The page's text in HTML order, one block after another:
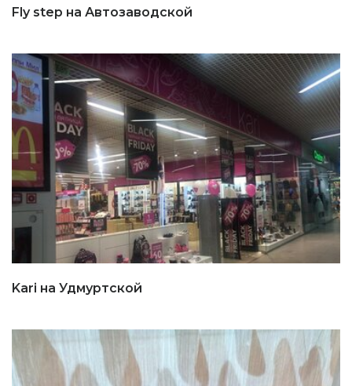
Fly step на Автозаводской
Kari на Удмуртской